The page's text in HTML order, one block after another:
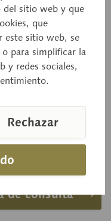
SING.
de consulta
del sitio web y que
que
este sitio web, se
para simplificar la
y redes sociales,
Rechazar